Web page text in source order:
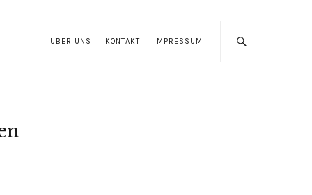
ÜBER UNS KONTAKT IMPRESSUM